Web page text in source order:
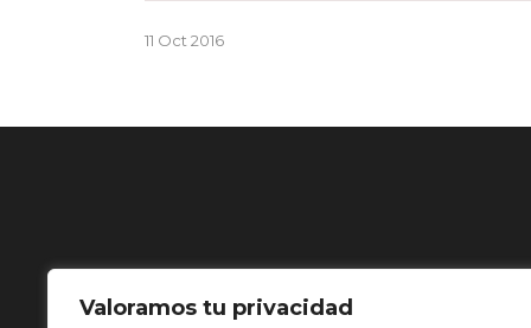
Valoramos tu privacidad
11 Oct 2016